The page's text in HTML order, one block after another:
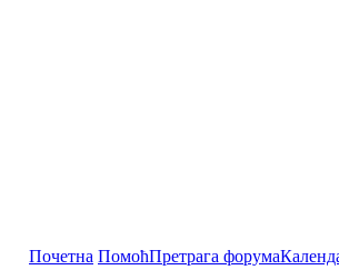
Почетна ПомоћПретрага форума